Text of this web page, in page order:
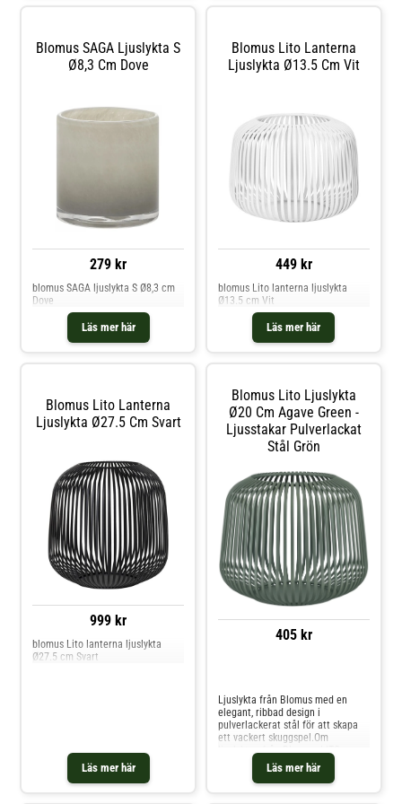
Blomus SAGA Ljuslykta S
Ø8,3 Cm Dove
279 kr
Läs mer här
blomus SAGA ljuslykta S Ø8,3 cm
Dove
Blomus Lito Lanterna
Ljuslykta Ø13.5 Cm Vit
449 kr
Läs mer här
blomus Lito lanterna ljuslykta
Ø13.5 cm Vit
Blomus Lito Lanterna
Ljuslykta Ø27.5 Cm Svart
999 kr
Läs mer här
blomus Lito lanterna ljuslykta
Ø27.5 cm Svart
Blomus Lito Ljuslykta
Ø20 Cm Agave Green -
Ljusstakar Pulverlackat
Stål Grön
405 kr
Läs mer här
Ljuslykta från Blomus med en
elegant, ribbad design i
pulverlackerat stål för att skapa
ett vackert skuggspel.Om
ljuslyktan från Blomus- LITO
uppskattas för den dekorativa
designen.- Gjord av stål. Shoppa
Ljusstakar och mer Ljusstakar &